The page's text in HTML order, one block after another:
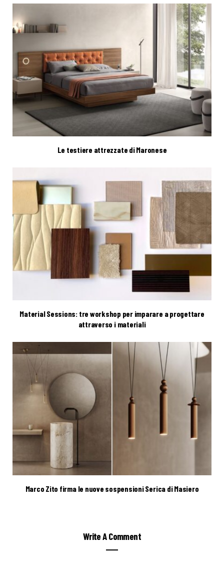
Le testiere attrezzate di Maronese
Material Sessions: tre workshop per imparare a progettare
attraverso i materiali
Marco Zito firma le nuove sospensioni Serica di Masiero
Write A Comment